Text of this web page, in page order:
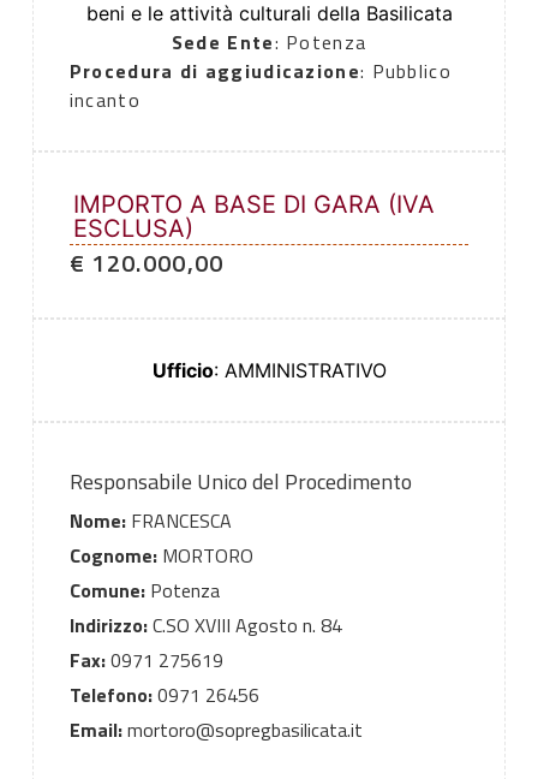
beni e le attività culturali della Basilicata
Sede Ente: Potenza
Procedura di aggiudicazione: Pubblico
incanto
IMPORTO A BASE DI GARA (IVA
ESCLUSA)
€ 120.000,00
Ufficio: AMMINISTRATIVO
Responsabile Unico del Procedimento
Nome:FRANCESCA
Cognome:MORTORO
Comune:Potenza
Indirizzo:C.SO XVIII Agosto n. 84
Fax:0971 275619
Telefono:0971 26456
Email:mortoro@sopregbasilicata.it